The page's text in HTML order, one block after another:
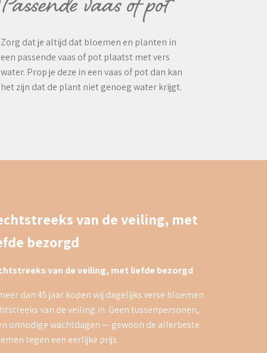
Zorg dat je altijd dat bloemen en planten in
een passende vaas of pot plaatst met vers
water. Prop je deze in een vaas of pot dan kan
het zijn dat de plant niet genoeg water krijgt.
van de veiling, met
bezorgd
van de veiling, met liefde bezorgd
dan 45 jaar kopen wij dagelijks verse bloemen
van de veiling in. Geen tussenpersonen,
onnodige wachtdagen — gewoon de allerbeste
tegen een eerlijke prijs.